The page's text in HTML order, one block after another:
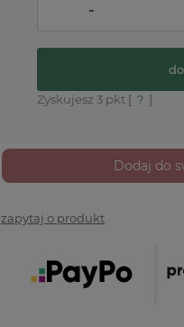
-
Zyskujesz 3 pkt [ ? ]
Dodaj do
zapytaj o produkt